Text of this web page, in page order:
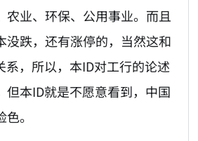
农业、环保、公用事业。而且
没跌，还有涨停的，当然这和
系，所以，本ID对工行的论述
但本ID就是不愿意看到，中国
。